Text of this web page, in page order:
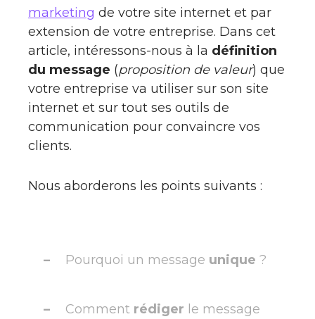
marketing de votre site internet et par
extension de votre entreprise. Dans cet
article, intéressons-nous à la définition
du message (proposition de valeur) que
votre entreprise va utiliser sur son site
internet et sur tout ses outils de
communication pour convaincre vos
clients.
Nous aborderons les points suivants :
Pourquoi un message unique ?
Comment rédiger le message